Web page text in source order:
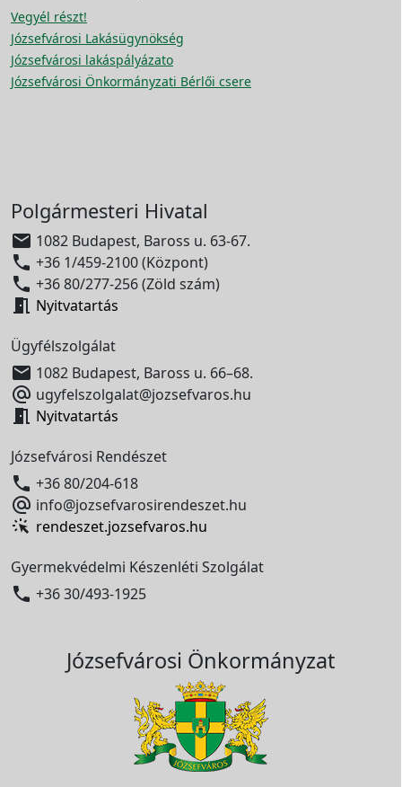
Vegyél részt!
Józsefvárosi Lakásügynökség
Józsefvárosi lakáspályázato
Józsefvárosi Önkormányzati Bérlői csere
Polgármesteri Hivatal
 1082 Budapest, Baross u. 63-67.
 +36 1/459-2100 (Központ)
 +36 80/277-256 (Zöld szám)
 Nyitvatartás
Ügyfélszolgálat
 1082 Budapest, Baross u. 66–68.
 ugyfelszolgalat@jozsefvaros.hu
 Nyitvatartás
Józsefvárosi Rendészet
 +36 80/204-618
 info@jozsefvarosirendeszet.hu
rendeszet.jozsefvaros.hu
Gyermekvédelmi Készenléti Szolgálat
 +36 30/493-1925
Józsefvárosi Önkormányzat